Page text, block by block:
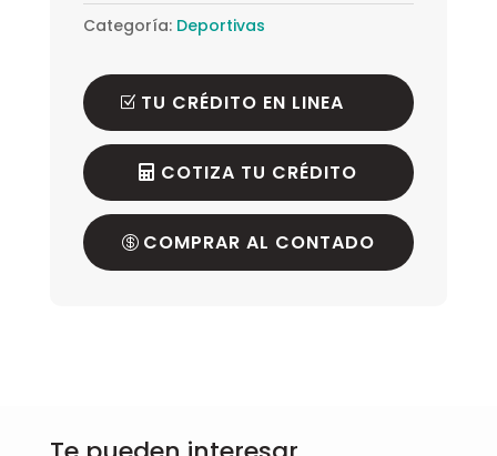
Categoría: Deportivas
TU CRÉDITO EN LINEA
COTIZA TU CRÉDITO
COMPRAR AL CONTADO